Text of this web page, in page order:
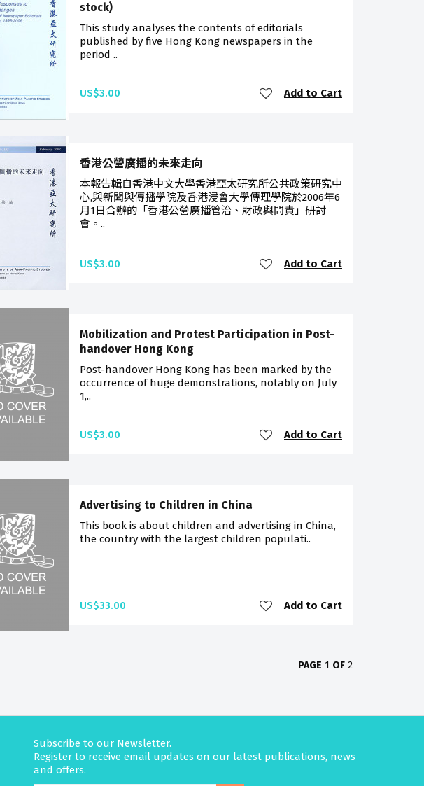
stock)
This study analyses the contents of editorials
published by five Hong Kong newspapers in the
period ..
US$3.00 Add to Cart
香港公營廣播的未來走向
本報告輯自香港中文大學香港亞太研究所公共政策研究中
心,與新聞與傳播學院及香港浸會大學傳理學院於2006年6
月1日合辦的「香港公營廣播管治、財政與問責」研討
會。..
US$3.00 Add to Cart
Mobilization and Protest Participation in Post-
handover Hong Kong
Post-handover Hong Kong has been marked by the
occurrence of huge demonstrations, notably on July
1,..
US$3.00 Add to Cart
Advertising to Children in China
This book is about children and advertising in China,
the country with the largest children populati..
US$33.00 Add to Cart
PAGE 1 OF 2
Subscribe to our Newsletter.
Register to receive email updates on our latest publications, news
and offers.